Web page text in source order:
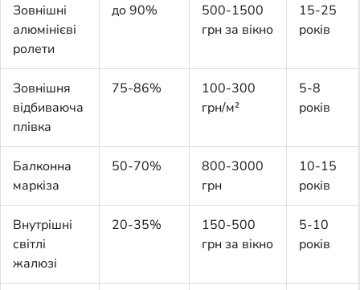
Зовнішні
алюмінієві
ролети
до 90%
500-1500
грн за вікно
15-25
років
Зовнішня
відбиваюча
плівка
75-86%
100-300
грн/м²
5-8
років
Балконна
маркіза
50-70%
800-3000
грн
10-15
років
Внутрішні
світлі
жалюзі
20-35%
150-500
грн за вікно
5-10
років